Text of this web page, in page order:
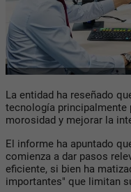
La entidad ha reseñado
tecnología principalmente
morosidad y mejorar la
El informe ha apuntado
comienza a dar pasos
eficiente, si bien ha
importantes" que limitan